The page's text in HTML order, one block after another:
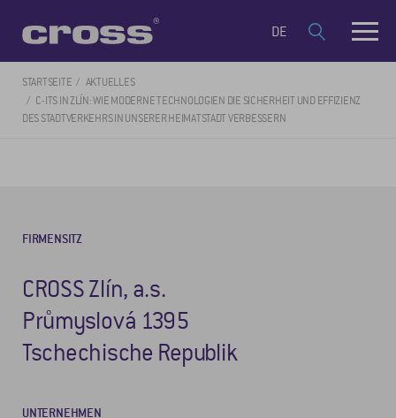
DE
STARTSEITE
AKTUELLES
C-ITS IN ZLÍN: WIE MODERNE TECHNOLOGIEN DIE SICHERHEIT UND EFFIZIENZ
DES STADTVERKEHRS IN UNSERER HEIMATSTADT VERBESSERN
FIRMENSITZ
CROSS Zlín, a.s.
Průmyslová 1395
Tschechische Republik
UNTERNEHMEN